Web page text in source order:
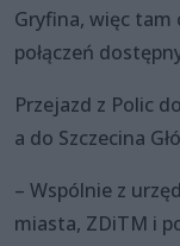
Gryfina, więc tam
połączeń
Przejazd z Polic
a do Szczecina
– Wspólnie z
miasta, ZDiTM i